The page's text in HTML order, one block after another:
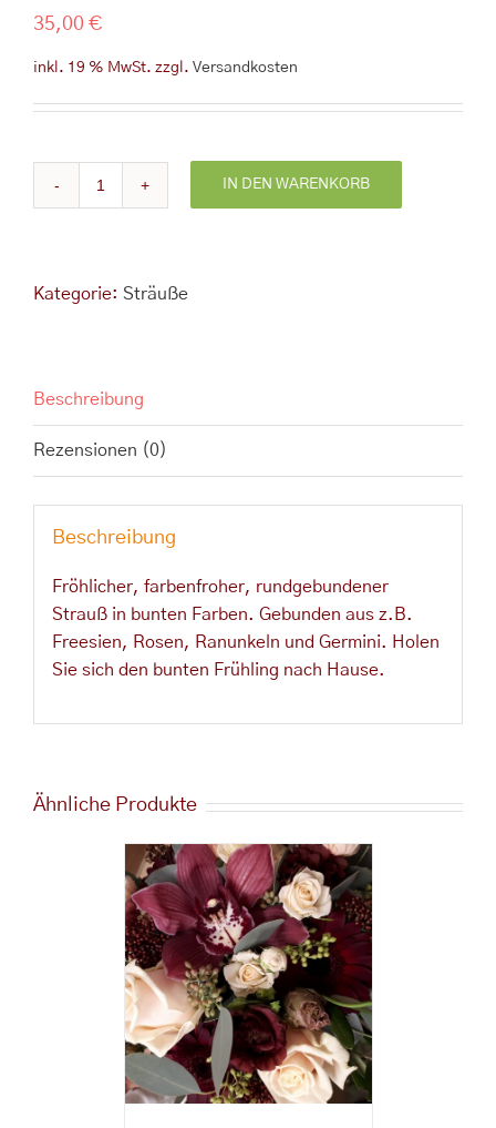
35,00 €
inkl. 19 % MwSt. zzgl. Versandkosten
IN DEN WARENKORB
Kategorie: Sträuße
Beschreibung
Rezensionen (0)
Beschreibung
Fröhlicher, farbenfroher, rundgebundener
Strauß in bunten Farben. Gebunden aus z.B.
Freesien, Rosen, Ranunkeln und Germini. Holen
Sie sich den bunten Frühling nach Hause.
Ähnliche Produkte